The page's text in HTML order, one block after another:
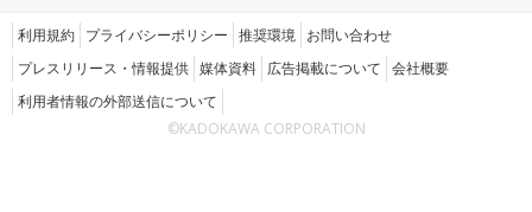
利用規約 プライバシーポリシー 推奨環境 お問い合わせ
プレスリリース・情報提供 媒体資料 広告掲載について 会社概要
利用者情報の外部送信について
©KADOKAWA CORPORATION